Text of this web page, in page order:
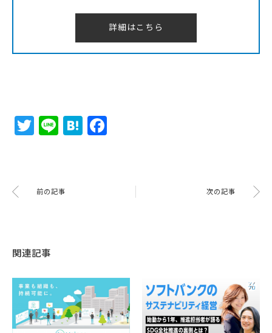
詳細はこちら
Twitter
LineHatena
前の記事 次の記事
関連記事